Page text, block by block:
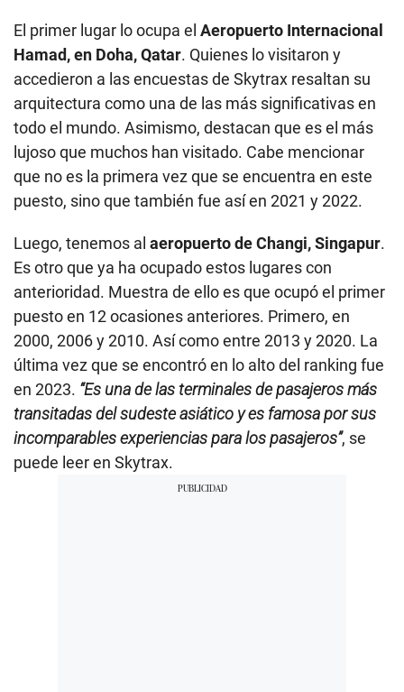
El primer lugar lo ocupa el Aeropuerto Internacional
Hamad, en Doha, Qatar. Quienes lo visitaron y
accedieron a las encuestas de Skytrax resaltan su
arquitectura como una de las más significativas en
todo el mundo. Asimismo, destacan que es el más
lujoso que muchos han visitado. Cabe mencionar
que no es la primera vez que se encuentra en este
puesto, sino que también fue así en 2021 y 2022.
Luego, tenemos al aeropuerto de Changi, Singapur.
Es otro que ya ha ocupado estos lugares con
anterioridad. Muestra de ello es que ocupó el primer
puesto en 12 ocasiones anteriores. Primero, en
2000, 2006 y 2010. Así como entre 2013 y 2020. La
última vez que se encontró en lo alto del ranking fue
en 2023. “Es una de las terminales de pasajeros más
transitadas del sudeste asiático y es famosa por sus
incomparables experiencias para los pasajeros”, se
puede leer en Skytrax.